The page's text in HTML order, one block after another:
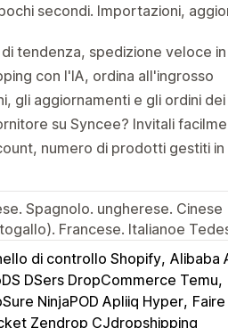
secondi. Importazioni,
tendenza, spedizione veloce
con l'IA, ordina all'ingrosso
gli aggiornamenti e gli ordini
su Syncee? Invitali
numero di prodotti gestiti in
Spagnolo. ungherese.
Francese. Italianoe
di controllo Shopify Alibaba
DSers DropCommerce Temu
NinjaPOD Apliiq Hyper
Zendrop CJdropshipping